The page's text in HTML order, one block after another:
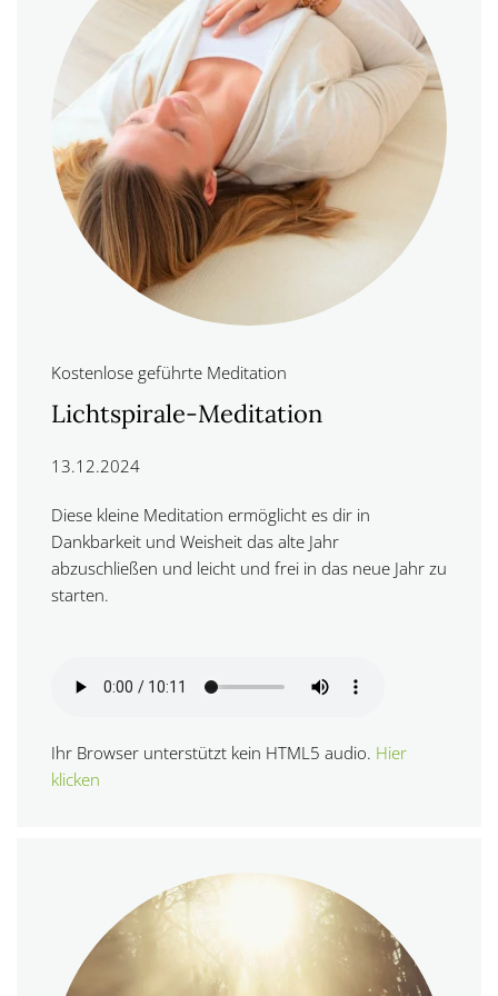
Kostenlose geführte Meditation
Lichtspirale-Meditation
13.12.2024
Diese kleine Meditation ermöglicht es dir in
Dankbarkeit und Weisheit das alte Jahr
abzuschließen und leicht und frei in das neue Jahr zu
starten.
Ihr Browser unterstützt kein HTML5 audio. Hier
klicken